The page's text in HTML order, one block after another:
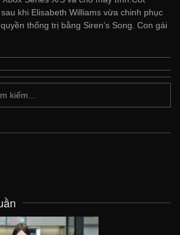
khi Elisabeth Williams vừa chinh phục
thống trị bằng Siren’s Song. Con gái